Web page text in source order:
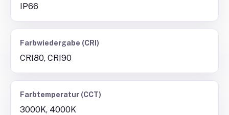
IP66
Farbwiedergabe (CRI)
CRI80, CRI90
Farbtemperatur (CCT)
3000K, 4000K